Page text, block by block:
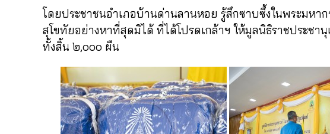
โดยประชาชนอำเภอบ้านด่านลานหอย รู้สึกซาบซึ้งในพระมห
สุโขทัยอย่างหาที่สุดมิได้ ที่ได้โปรดเกล้าฯ ให้มูลนิธิราชประชา
ทั้งสิ้น ๒,๐๐๐ ผืน